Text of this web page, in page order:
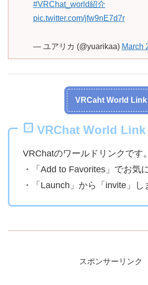
#VRChat_world紹介
pic.twitter.com/jfw9nE7d7r
— ユアリカ (@yuarikaa) March
VRCaht World Link
VRChat World Link
VRChatのワールドリンクです。
・「Add to Favorites」でお気
・「Launch」から「invite」し
スポンサーリンク